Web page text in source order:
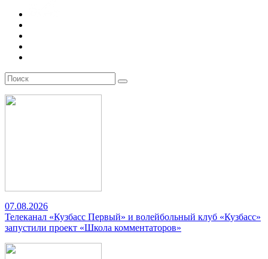
07.08.2026
Телеканал «Кузбасс Первый» и волейбольный клуб «Кузбасс»
запустили проект «Школа комментаторов»